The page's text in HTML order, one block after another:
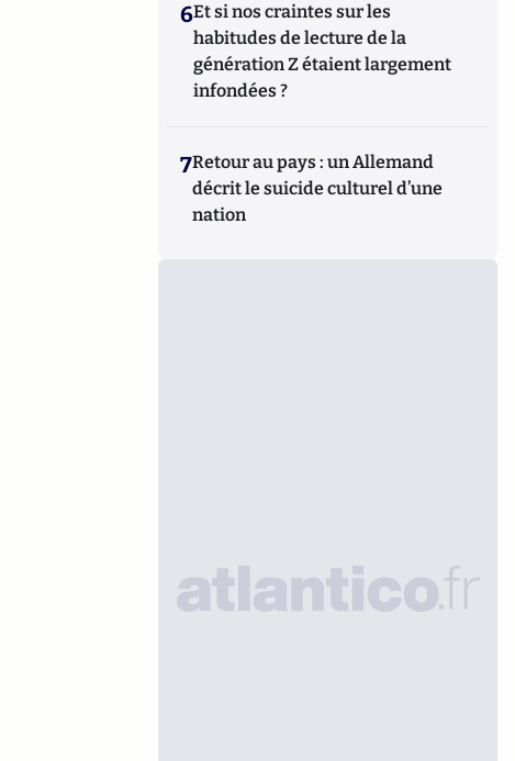
6Et si nos craintes sur les
habitudes de lecture de la
génération Z étaient largement
infondées ?
7Retour au pays : un Allemand
décrit le suicide culturel d’une
nation